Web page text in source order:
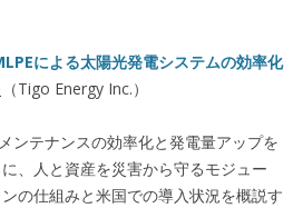
による太陽光発電システムの効率化
Tigo Energy Inc.）
ンテナンスの効率化と発電量アップを
、人と資産を災害から守るモジュー
の仕組みと米国での導入状況を概説す